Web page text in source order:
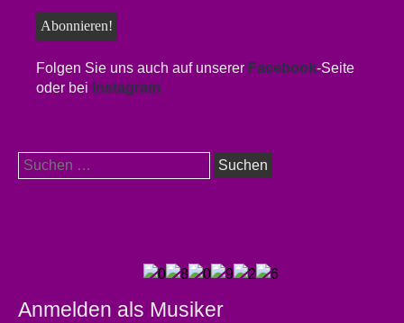
Folgen Sie uns auch auf unserer Facebook-Seite
oder bei Instagram
Suchen
nach:
Anmelden als Musiker